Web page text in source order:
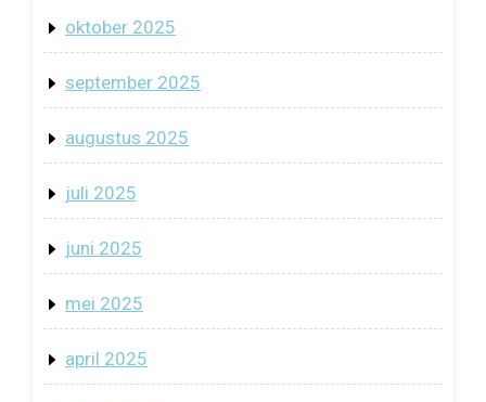
oktober 2025
september 2025
augustus 2025
juli 2025
juni 2025
mei 2025
april 2025